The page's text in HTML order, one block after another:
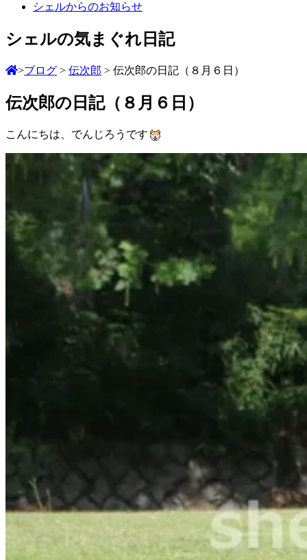
シェルからのお知らせ
シェルの気まぐれ日記
>ブログ > 伝次郎 > 伝次郎の日記（８月６日）
伝次郎の日記（８月６日）
こんにちは、でんじろうです